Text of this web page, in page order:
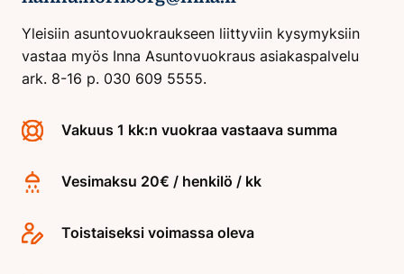
Yleisiin asuntovuokraukseen liittyviin kysymyksiin
vastaa myös Inna Asuntovuokraus asiakaspalvelu
ark. 8-16 p. 030 609 5555.
Vakuus 1 kk:n vuokraa vastaava summa
Vesimaksu 20€ / henkilö / kk
Toistaiseksi voimassa oleva